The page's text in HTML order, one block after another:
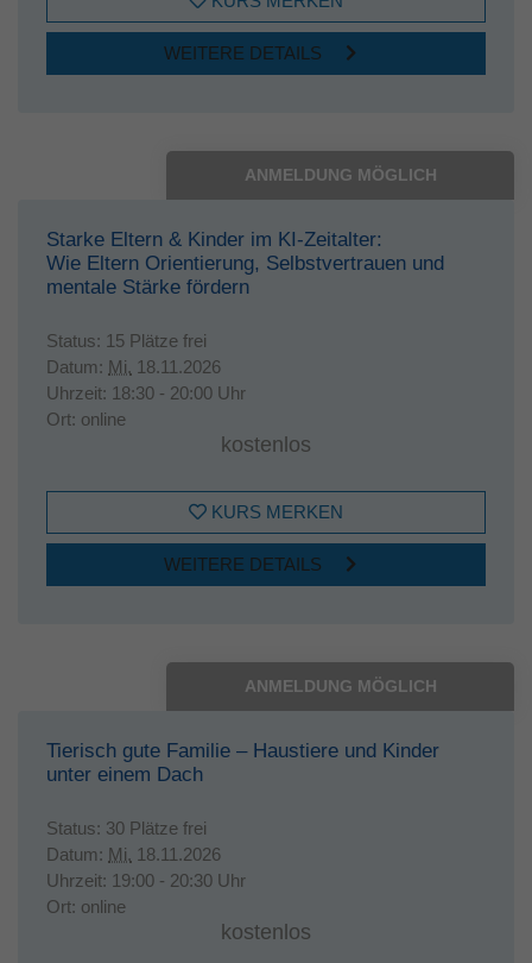
WEITERE DETAILS
ANMELDUNG MÖGLICH
Starke Eltern & Kinder im KI-Zeitalter:
Wie Eltern Orientierung, Selbstvertrauen und
mentale Stärke fördern
Status: 15 Plätze frei
Datum: Mi. 18.11.2026
Uhrzeit: 18:30 - 20:00 Uhr
Ort: online
kostenlos
KURS MERKEN
WEITERE DETAILS
ANMELDUNG MÖGLICH
Tierisch gute Familie – Haustiere und Kinder
unter einem Dach
Status: 30 Plätze frei
Datum: Mi. 18.11.2026
Uhrzeit: 19:00 - 20:30 Uhr
Ort: online
kostenlos